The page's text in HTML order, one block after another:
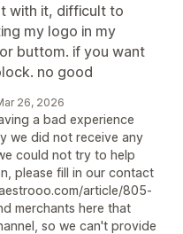
with it, difficult to
my logo in my
buttom. if you want
no good
26, 2026
a bad experience
we did not receive any
could not try to help
please fill in our contact
article/805-
merchants here that
so we can't provide